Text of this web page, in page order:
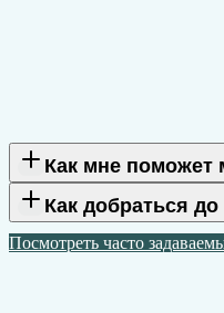
Как мне поможет
Как добраться до
Посмотреть часто